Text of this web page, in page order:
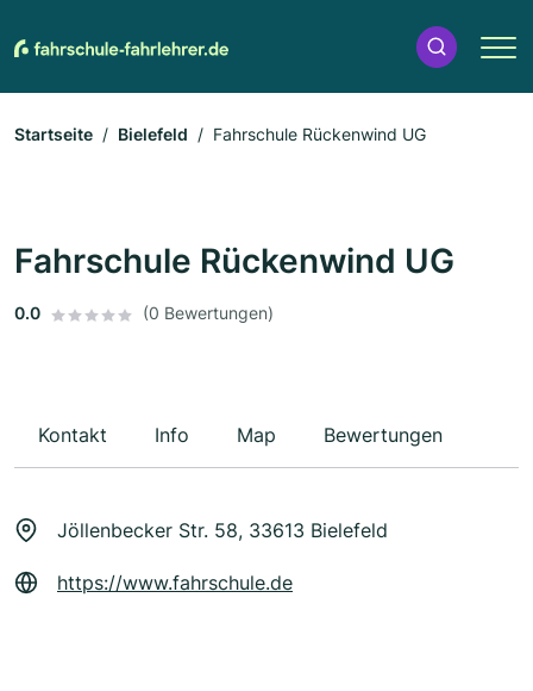
Startseite Bielefeld Fahrschule Rückenwind UG
Fahrschule Rückenwind UG
0.0 (0 Bewertungen)
Kontakt Info Map Bewertungen
Jöllenbecker Str. 58, 33613 Bielefeld
https://www.fahrschule.de